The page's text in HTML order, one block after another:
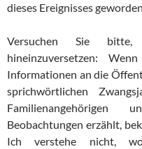
dieses Ereignisses
Versuchen Sie
hineinzuversetzen:
Informationen an die
sprichwörtlichen
Beobachtungen erzählt,
Ich verstehe nicht,